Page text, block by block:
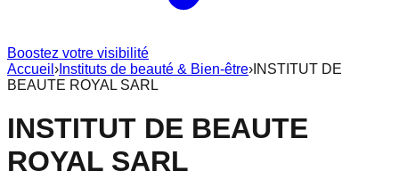
Boostez votre visibilité
Accueil › Instituts de beauté & Bien-être› INSTITUT DE
BEAUTE ROYAL SARL
INSTITUT DE BEAUTE
ROYAL SARL